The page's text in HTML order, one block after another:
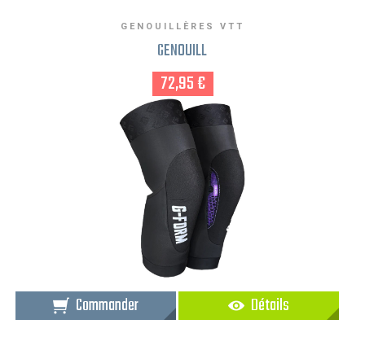
GENOUILLÈRES VTT
GENOUILL
72,95 €
Commander Détails